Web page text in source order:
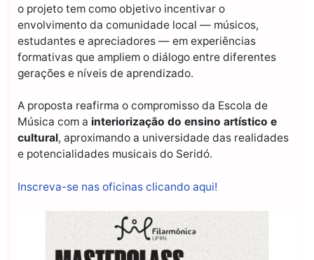
o projeto tem como objetivo incentivar o
envolvimento da comunidade local — músicos,
estudantes e apreciadores — em experiências
formativas que ampliem o diálogo entre diferentes
gerações e níveis de aprendizado.
A proposta reafirma o compromisso da Escola de
Música com a interiorização do ensino artístico e
cultural, aproximando a universidade das realidades
e potencialidades musicais do Seridó.
Inscreva-se nas oficinas clicando aqui!